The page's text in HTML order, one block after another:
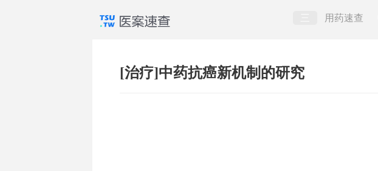
用药速查
[治疗]中药抗癌新机制的研究